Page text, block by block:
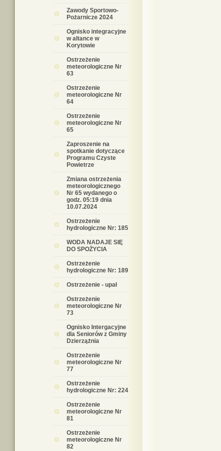
Zawody Sportowo-
Pożarnicze 2024
Ognisko integracyjne
w altance w
Korytowie
Ostrzeżenie
meteorologiczne Nr
63
Ostrzeżenie
meteorologiczne Nr
64
Ostrzeżenie
meteorologiczne Nr
65
Zaproszenie na
spotkanie dotyczące
Programu Czyste
Powietrze
Zmiana ostrzeżenia
meteorologicznego
Nr 65 wydanego o
godz. 05:19 dnia
10.07.2024
Ostrzeżenie
hydrologiczne Nr: 185
WODA NADAJE SIĘ
DO SPOŻYCIA
Ostrzeżenie
hydrologiczne Nr: 189
Ostrzeżenie - upał
Ostrzeżenie
meteorologiczne Nr
73
Ognisko Intergacyjne
dla Seniorów z Gminy
Dzierzążnia
Ostrzeżenie
meteorologiczne Nr
77
Ostrzeżenie
hydrologiczne Nr: 224
Ostrzeżenie
meteorologiczne Nr
81
Ostrzeżenie
meteorologiczne Nr
82